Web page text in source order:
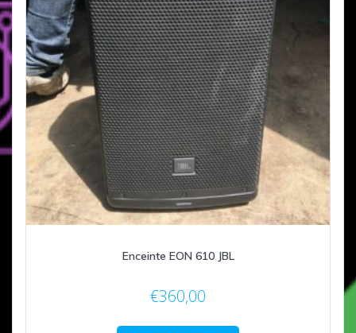
Enceinte EON 610 JBL
€360,00